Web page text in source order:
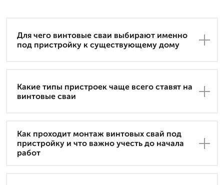
Для чего винтовые сваи выбирают именно
под пристройку к существующему дому
Какие типы пристроек чаще всего ставят на
винтовые сваи
Как проходит монтаж винтовых свай под
пристройку и что важно учесть до начала
работ